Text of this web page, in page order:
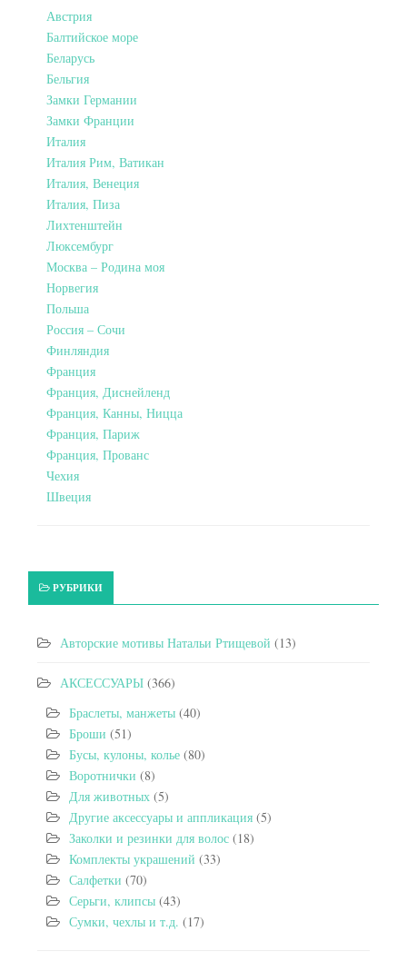
Австрия
Балтийское море
Беларусь
Бельгия
Замки Германии
Замки Франции
Италия
Италия Рим, Ватикан
Италия, Венеция
Италия, Пиза
Лихтенштейн
Люксембург
Москва – Родина моя
Норвегия
Польша
Россия – Сочи
Финляндия
Франция
Франция, Диснейленд
Франция, Канны, Ницца
Франция, Париж
Франция, Прованс
Чехия
Швеция
РУБРИКИ
Авторские мотивы Натальи Ртищевой (13)
АКСЕССУАРЫ (366)
Браслеты, манжеты (40)
Броши (51)
Бусы, кулоны, колье (80)
Воротнички (8)
Для животных (5)
Другие аксессуары и аппликация (5)
Заколки и резинки для волос (18)
Комплекты украшений (33)
Салфетки (70)
Серьги, клипсы (43)
Сумки, чехлы и т.д. (17)